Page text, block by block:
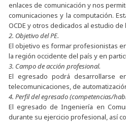
enlaces de comunicación y nos
comunicaciones y la computación.
OCDE y otros dedicados al estudio
2. Objetivo del PE.
El objetivo es formar profesionistas
la región occidente del país y en
3. Campo de acción profesional.
El egresado podrá desarrollarse
telecomunicaciones, de
4. Perfil del egresado (competencias/
El egresado de Ingeniería en
durante su ejercicio profesional, así